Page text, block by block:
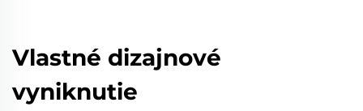
Vlastné dizajnové
vyniknutie